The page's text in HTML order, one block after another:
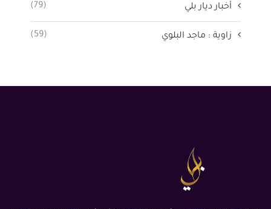
أخبار ديار بلي (79)
زاوية : ماجد البلوي (59)